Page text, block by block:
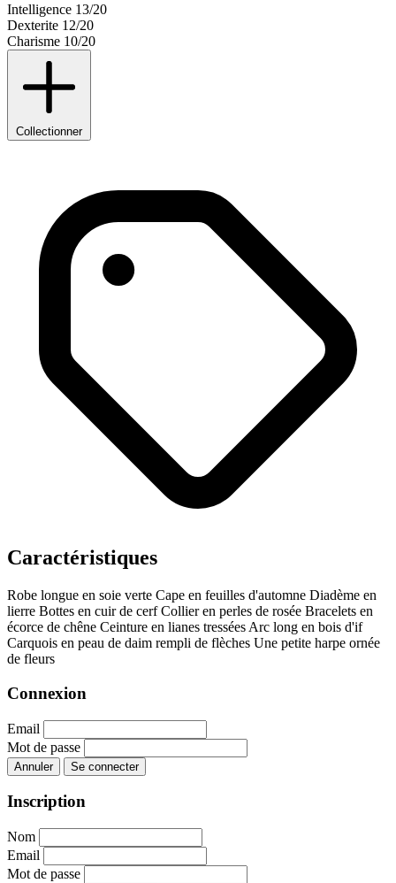
Intelligence 13/20
Dexterite 12/20
Charisme 10/20
Collectionner
Caractéristiques
Robe longue en soie verte Cape en feuilles d'automne Diadème en
lierre Bottes en cuir de cerfCollier en perles de rosée Bracelets en
écorce de chêne Ceinture en lianes tressées Arc long en bois d'if
Carquois en peau de daim rempli de flèches Une petite harpe ornée
de fleurs
Connexion
Email
Mot de passe
Annuler Se connecter
Inscription
Nom
Email
Mot de passe